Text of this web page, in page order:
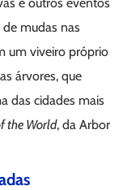
mudas nas
um viveiro próprio
árvores, que
das cidades mais
the World, da Arbor